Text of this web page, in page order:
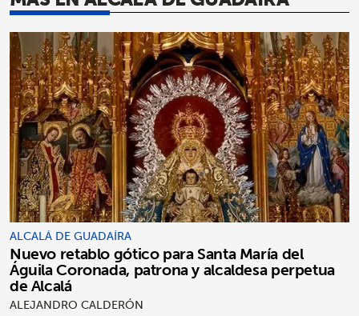
ALCALÁ DE GUADAÍRA
Nuevo retablo gótico para Santa María del
Águila Coronada, patrona y alcaldesa perpetua
de Alcalá
ALEJANDRO CALDERÓN